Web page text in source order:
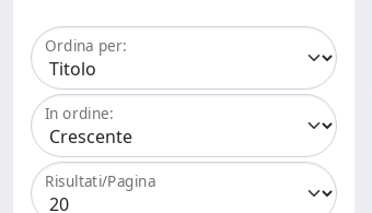
Ordina per:
In ordine:
Risultati/Pagina